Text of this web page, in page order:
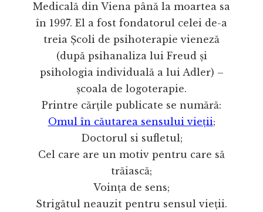
Medicală din Viena până la moartea sa
în 1997. El a fost fondatorul celei de-a
treia Școli de psihoterapie vieneză
(după psihanaliza lui Freud și
psihologia individuală a lui Adler) –
școala de logoterapie.
Printre cărțile publicate se numără:
Omul în căutarea sensului vieții;
Doctorul si sufletul;
Cel care are un motiv pentru care să
trăiască;
Voința de sens;
Strigătul neauzit pentru sensul vieții.